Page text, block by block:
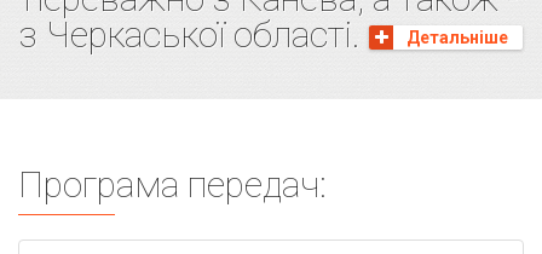
з Черкаської області.
Детальніше
Програма передач: